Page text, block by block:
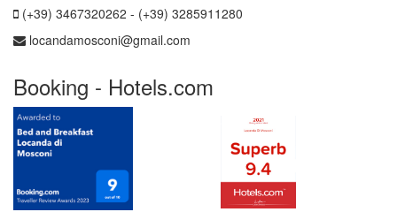
(+39) 3467320262 - (+39) 3285911280
locandamosconi@gmail.com
Booking - Hotels.com